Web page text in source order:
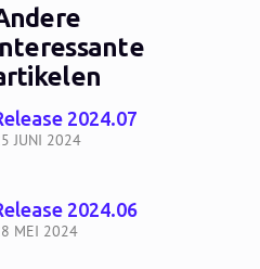
JUNI 2024
2024.07
MEI 2024
2024.06